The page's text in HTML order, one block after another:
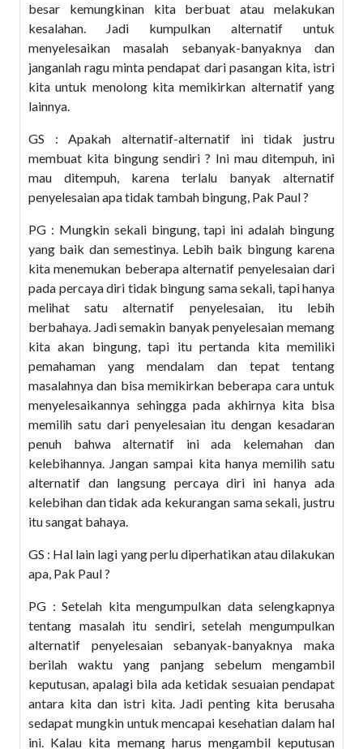
besar kemungkinan kita berbuat atau melakukan
kesalahan. Jadi kumpulkan alternatif untuk
menyelesaikan masalah sebanyak-banyaknya dan
janganlah ragu minta pendapat dari pasangan kita, istri
kita untuk menolong kita memikirkan alternatif yang
lainnya.
GS : Apakah alternatif-alternatif ini tidak justru
membuat kita bingung sendiri ? Ini mau ditempuh, ini
mau ditempuh, karena terlalu banyak alternatif
penyelesaian apa tidak tambah bingung, Pak Paul ?
PG : Mungkin sekali bingung, tapi ini adalah bingung
yang baik dan semestinya. Lebih baik bingung karena
kita menemukan beberapa alternatif penyelesaian dari
pada percaya diri tidak bingung sama sekali, tapi hanya
melihat satu alternatif penyelesaian, itu lebih
berbahaya. Jadi semakin banyak penyelesaian memang
kita akan bingung, tapi itu pertanda kita memiliki
pemahaman yang mendalam dan tepat tentang
masalahnya dan bisa memikirkan beberapa cara untuk
menyelesaikannya sehingga pada akhirnya kita bisa
memilih satu dari penyelesaian itu dengan kesadaran
penuh bahwa alternatif ini ada kelemahan dan
kelebihannya. Jangan sampai kita hanya memilih satu
alternatif dan langsung percaya diri ini hanya ada
kelebihan dan tidak ada kekurangan sama sekali, justru
itu sangat bahaya.
GS : Hal lain lagi yang perlu diperhatikan atau dilakukan
apa, Pak Paul ?
PG : Setelah kita mengumpulkan data selengkapnya
tentang masalah itu sendiri, setelah mengumpulkan
alternatif penyelesaian sebanyak-banyaknya maka
berilah waktu yang panjang sebelum mengambil
keputusan, apalagi bila ada ketidak sesuaian pendapat
antara kita dan istri kita. Jadi penting kita berusaha
sedapat mungkin untuk mencapai kesehatian dalam hal
ini. Kalau kita memang harus mengambil keputusan